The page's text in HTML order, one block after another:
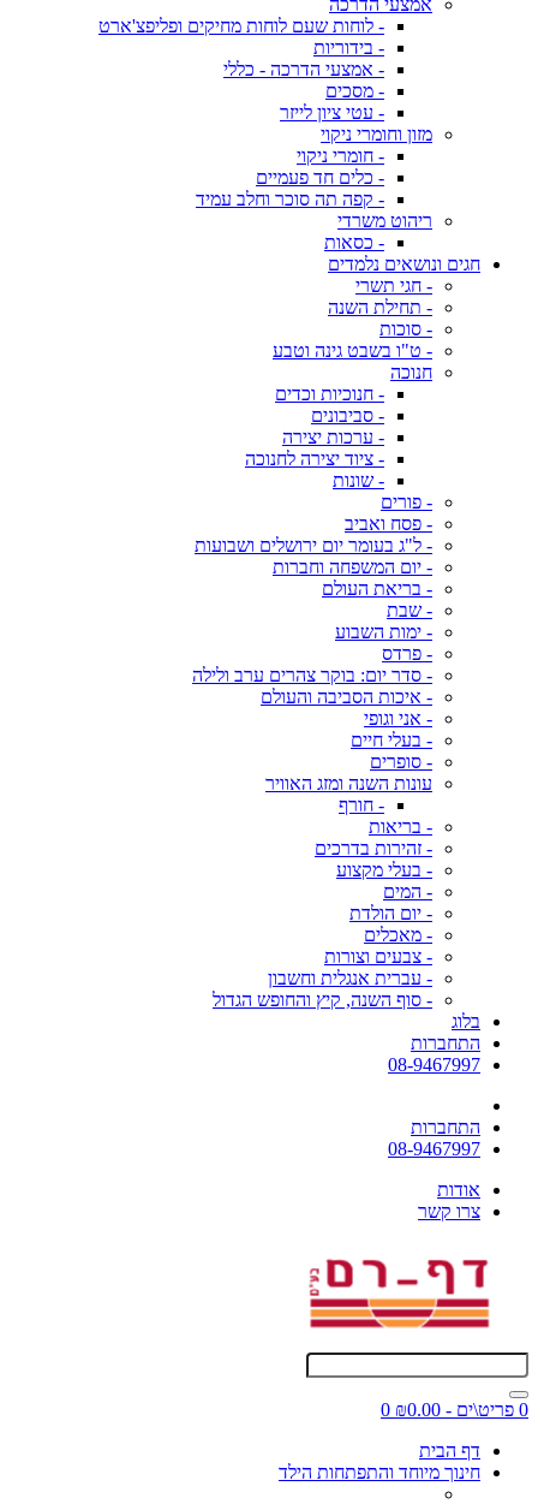
אמצעי הדרכה
- לוחות שעם לוחות מחיקים ופליפצ'ארט
- בידוריות
- אמצעי הדרכה - כללי
- מסכים
- עטי ציון לייזר
מזון וחומרי ניקוי
- חומרי ניקוי
- כלים חד פעמיים
- קפה תה סוכר וחלב עמיד
ריהוט משרדי
- כסאות
חגים ונושאים נלמדים
- חגי תשרי
- תחילת השנה
- סוכות
- ט"ו בשבט גינה וטבע
חנוכה
- חנוכיות וכדים
- סביבונים
- ערכות יצירה
- ציוד יצירה לחנוכה
- שונות
- פורים
- פסח ואביב
- ל"ג בעומר יום ירושלים ושבועות
- יום המשפחה וחברות
- בריאת העולם
- שבת
- ימות השבוע
- פרדס
- סדר יום: בוקר צהרים ערב ולילה
- איכות הסביבה והעולם
- אני וגופי
- בעלי חיים
- סופרים
עונות השנה ומזג האוויר
- חורף
- בריאות
- זהירות בדרכים
- בעלי מקצוע
- המים
- יום הולדת
- מאכלים
- צבעים וצורות
- עברית אנגלית וחשבון
- סוף השנה, קיץ והחופש הגדול
בלוג
התחברות
08-9467997
התחברות
08-9467997
אודות
צרו קשר
0 פריט\ים - ₪0.00
0
דף הבית
חינוך מיוחד והתפתחות הילד